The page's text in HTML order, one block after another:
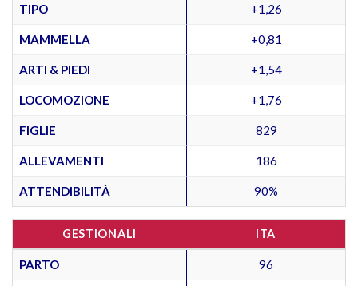
TIPO +1,26
MAMMELLA +0,81
ARTI & PIEDI +1,54
LOCOMOZIONE +1,76
FIGLIE 829
ALLEVAMENTI 186
ATTENDIBILITÀ 90%
GESTIONALI ITA
PARTO 96